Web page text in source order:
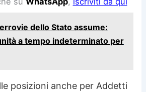
dello Stato assume:
a tempo indeterminato per
posizioni anche per Addetti